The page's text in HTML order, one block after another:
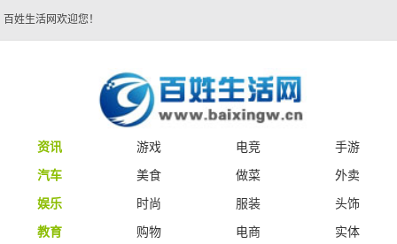
百姓生活网欢迎您！
资讯 游戏 电竞
手游
汽车
美食 做菜
外卖
娱乐
时尚 服装
头饰
教育
购物 电商
实体